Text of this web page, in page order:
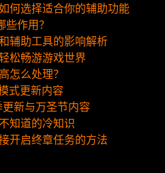
何选择适合你的辅助功能
作用？
辅助工具的影响解析
松畅游游戏世界
怎么处理？
式更新内容
新与万圣节内容
知道的冷知识
开启终章任务的方法